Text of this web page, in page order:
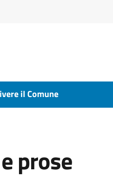
il Comune
prose